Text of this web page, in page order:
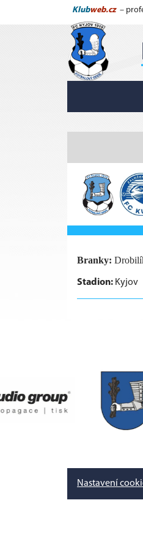
Klubweb.cz –
Branky:
Stadion: Kyjov
Nastavení